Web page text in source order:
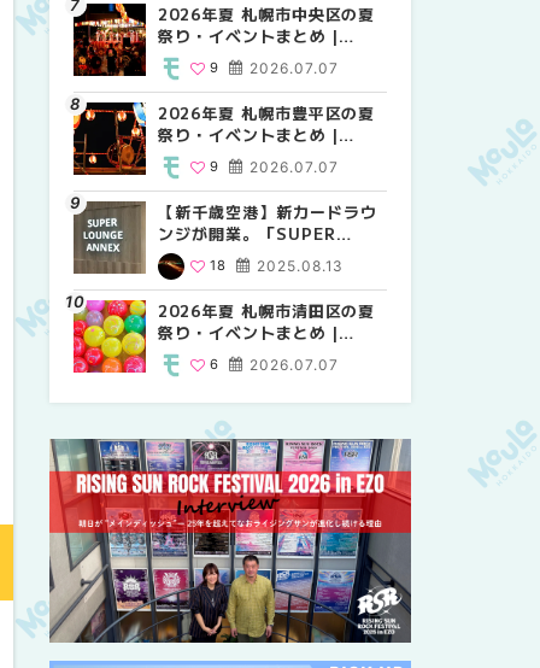
2026年夏 札幌市中央区の夏
祭り・イベントまとめ |
MouLa HOKKAIDO
2026.07.07
9
2026年夏 札幌市豊平区の夏
祭り・イベントまとめ |
MouLa HOKKAIDO
2026.07.07
9
【新千歳空港】新カードラウ
ンジが開業。「SUPER
LOUNGE ANNEX（スーパー
ラウンジアネックス）」をご
紹介！！ | MouLa
HOKKAIDO
2025.08.13
18
2026年夏 札幌市清田区の夏
祭り・イベントまとめ |
MouLa HOKKAIDO
2026.07.07
6
2026年夏 札幌市清田区の夏
祭り・イベントまとめ |
6
2026年夏 札幌市豊平区の夏
祭り・イベントまとめ |
9
2026年夏 札幌市中央区の夏
祭り・イベントまとめ |
9
2026年夏 恵庭市・千歳市の
夏祭り・イベントまとめ |
9
札幌の麻辣湯（マーラータ
ン）おすすめ専門店6選！本
徹底比較 | MouLa
HOKKAIDO
5
【2026年最新】新千歳空港で
しか買えない絶対に外せない
限定スイーツ・焼き菓子18選
| MouLa HOKKAIDO
25
【新千歳空港】新カードラウ
ンジが開業。「SUPER
ラウンジアネックス）」をご
紹介！！ | MouLa
HOKKAIDO
18
2026年夏 札幌市豊平区の夏
祭り・イベントまとめ |
9